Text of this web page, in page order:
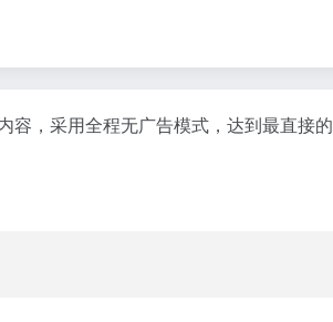
容，采用全程无广告模式，达到最直接的